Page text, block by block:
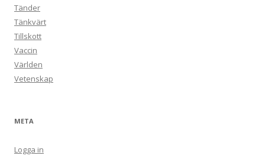
Tänder
Tänkvärt
Tillskott
Vaccin
Världen
Vetenskap
META
Logga in